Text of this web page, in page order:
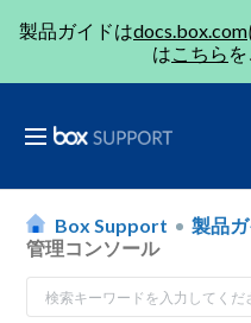
製品ガイドはdocs.box.com
はこちら
Box Support 製品
管理コンソール